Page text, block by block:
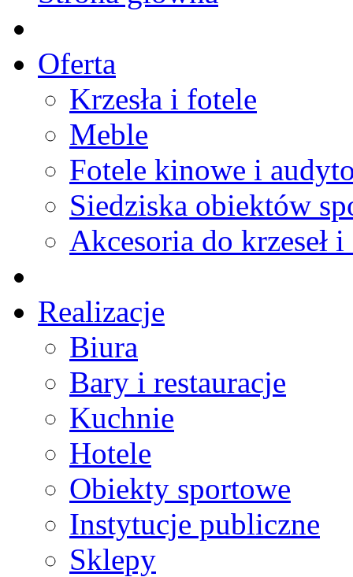
Oferta
Krzesła i fotele
Meble
Fotele kinowe i
Siedziska obiektów
Akcesoria do krzeseł
Realizacje
Biura
Bary i restauracje
Kuchnie
Hotele
Obiekty sportowe
Instytucje publiczne
Sklepy